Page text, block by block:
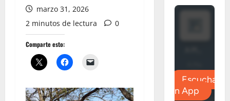
marzo 31, 2026
2 minutos de lectura
0
Comparte esto: